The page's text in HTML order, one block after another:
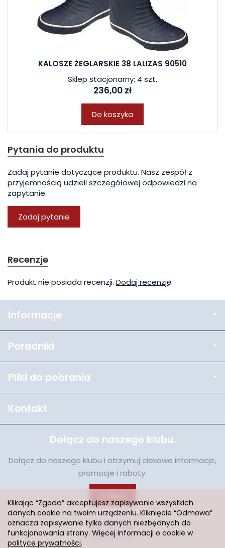
KALOSZE ŻEGLARSKIE 38 LALIZAS 90510
Sklep stacjonarny: 4 szt.
236,00 zł
Do koszyka
Pytania do produktu
Zadaj pytanie dotyczące produktu. Nasz zespół z
przyjemnością udzieli szczegółowej odpowiedzi na
zapytanie.
Zadaj pytanie
Recenzje
Produkt nie posiada recenzji. Dodaj recenzję
Informacje
Poradniki
Pliki do pobrania
Kontakt
Dołącz do naszego klubu.
Dołącz do naszego klubu i otrzymuj ciekawe informacje,
promocje i rabaty.
Klikając “Zgoda” akceptujesz zapisywanie wszystkich
danych cookie na twoim urządzeniu. Kliknięcie “Odmowa”
oznacza zapisywanie tylko danych niezbędnych do
funkcjonowania strony. Więcej informacji o cookie w
polityce prywatności.